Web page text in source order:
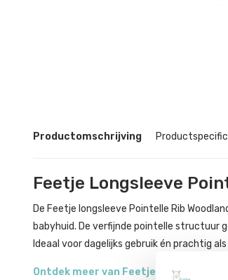
Productomschrijving
Feetje Longsleeve
De Feetje longsleeve Pointelle Rib
babyhuid. De verfijnde pointelle structuur
Ideaal voor dagelijks gebruik én prachtig
Ontdek meer van Feetje